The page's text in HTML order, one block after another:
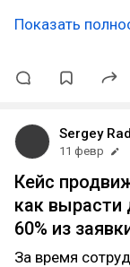
Показать
Sergey
11 февр
Кейс
как вырасти
60% из
За время